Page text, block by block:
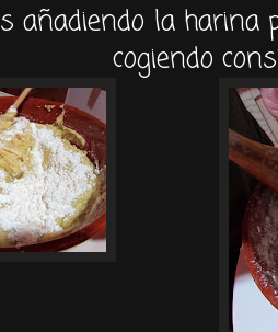
añadiendo la harina
cogiendo